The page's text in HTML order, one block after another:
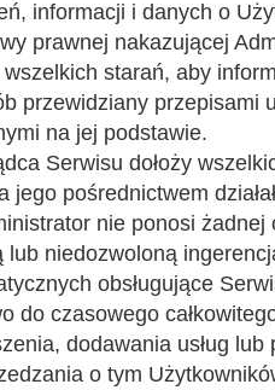
informacji i danych o
prawnej nakazującej
starań, aby
przewidziany przepisami
na jej podstawie.
Serwisu dołoży
pośrednictwem
nie ponosi
lub niedozwoloną
obsługujące
do czasowego
dodawania usług
o tym